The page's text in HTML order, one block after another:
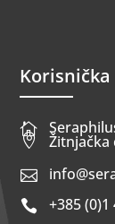
Korisnička

 Žitnjačka

 +385 (0)1